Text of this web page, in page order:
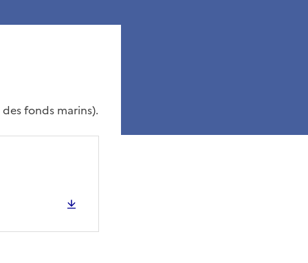
fonds marins).